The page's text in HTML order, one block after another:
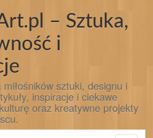
– Sztuka,
i
sztuki, designu i
inspiracje i ciekawe
oraz kreatywne projekty